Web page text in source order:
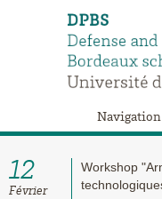
Navigation
12
Février
Workshop